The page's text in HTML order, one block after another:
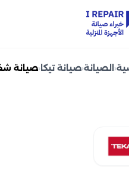
‹ الصيانة‹صيانة تيكا‹صيانة